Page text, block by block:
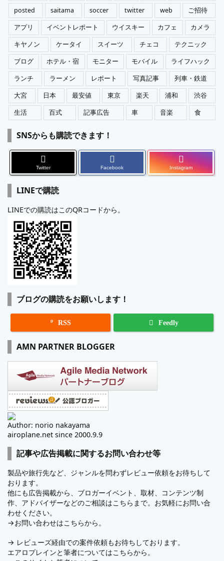
posted
saitama soccer twitter web
ご招待
アプリ
イベントレポート ウイスキー カフェ
カメラ
キヤノン
ケータイ スイーツ チェコ
テクニック
ブログ
ホテル・宿 モニター モバイル
ライフハック
ランチ
ラーメン レポート 写真記事
列車・鉄道
大宮
日本 最安値 東京 楽天 浦和
渋谷
生活
百式 記事広告 車 音楽 食
SNSからも購読できます！
Twitter Facebook Instagram
LINEで購読
LINEでの購読はこのQRコードから。
ブログの購読をお願いします！
 RSS Feedly
AMN PARTNER BLOGGER
Author: norio nakayama
airoplane.net since 2000.9.9
記事や広告掲載に関するお問い合わせ等
製品や旅行先など、ジャンルを問わずレビュー依頼をお待ちして
おります。
他にも広告掲載から、ブロガーイベント、取材、コンテンツ制
作、アドバイザーなどのご相談はこちらまで。お気軽にお問い合
わせください。
→お問い合わせはこちらから。
→ レビューズ経由での案件依頼もお待ちしております。
エアロプレインと筆者についてはこちらから。